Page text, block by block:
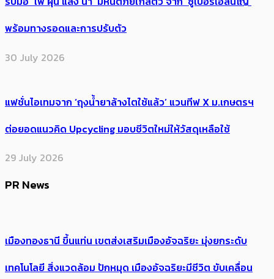
พร้อมทางรอดและการปรับตัว
30 July 2026
แฟชั่นไอเทมจาก ‘ถุงน้ำยาล้างไตใช้แล้ว’ แวนทีฟ X ม.เกษตรฯ
ต่อยอดแนวคิด Upcycling มอบชีวิตใหม่ให้วัสดุเหลือใช้
29 July 2026
PR News
เมืองทองธานี ขึ้นแท่น เขตส่งเสริมเมืองอัจฉริยะ มุ่งยกระดับ
เทคโนโลยี สิ่งแวดล้อม ปักหมุด เมืองอัจฉริยะมีชีวิต ขับเคลื่อน